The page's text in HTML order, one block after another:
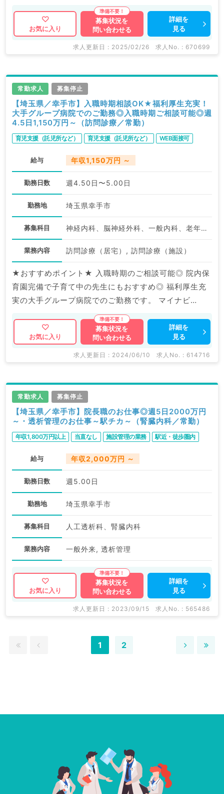
福利厚生充実の大手グループ病院でのご勤務です。
マイナビDOCTORでは病院やクリニックなどの医療機
関求人はもちろんのこと、
求人内容の詳細等はお気軽にお問合せ下さい。
お気に入り
募集状況を
問い合わせる
詳細を
見る
求人更新日 : 2025/02/26 求人No. : 670699
常勤求人 募集停止
【埼玉県／幸手市】入職時期相談OK★福利厚生充実！
大手グループ病院でのご勤務◎入職時期ご相談可能◎週
4.5日1,150万円～（訪問診療／常勤）
育児支援（託児所など） 育児支援（託児所など） WEB面接可
給与 年収1,150万円 ～
勤務日数 週4.50日〜5.00日
勤務地 埼玉県幸手市
募集科目 神経内科、脳神経外科、一般内科、老年内科、外科系全般、一般外科
業務内容 訪問診療（居宅）, 訪問診療（施設）
★おすすめポイント★ 入職時期のご相談可能◎ 院内保
育園完備で子育て中の先生にもおすすめ◎ 福利厚生充
実の大手グループ病院でのご勤務です。 マイナビ
DOCTORでは病院やクリニックなどの医療機関求人は
もちろんのこと、 産業医等の企業系求人も多数扱って
います。 求人内容の詳細等はお気軽にお問合せ下さ
お気に入り
募集状況を
問い合わせる
詳細を
見る
求人更新日 : 2024/06/10 求人No. : 614716
常勤求人 募集停止
【埼玉県／幸手市】院長職のお仕事◎週5日2000万円
～・透析管理のお仕事～駅チカ～（腎臓内科／常勤）
年収1,800万円以上 当直なし 施設管理の業務 駅近・徒歩圏内
給与 年収2,000万円 ～
勤務日数 週5.00日
勤務地 埼玉県幸手市
募集科目 人工透析科、腎臓内科
業務内容 一般外来, 透析管理
お気に入り
募集状況を
問い合わせる
詳細を
見る
求人更新日 : 2023/09/15 求人No. : 565486
1 2